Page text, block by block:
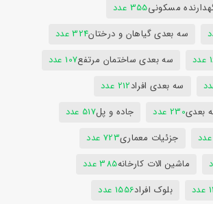
مسکونی355 عدد
سه بعدی گیاهان و درختان324 عدد
سه بعدی ساختمان مرتفع107 عدد
سه بعدی افراد212 عدد
بعدی230 عدد جاده و پل517 عدد
جزئیات معماری723 عدد
ماشین الات کارخانه385 عدد
بلوک افراد1556 عدد